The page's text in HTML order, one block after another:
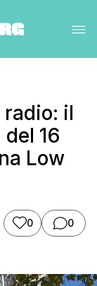
il
16
Low
0 0